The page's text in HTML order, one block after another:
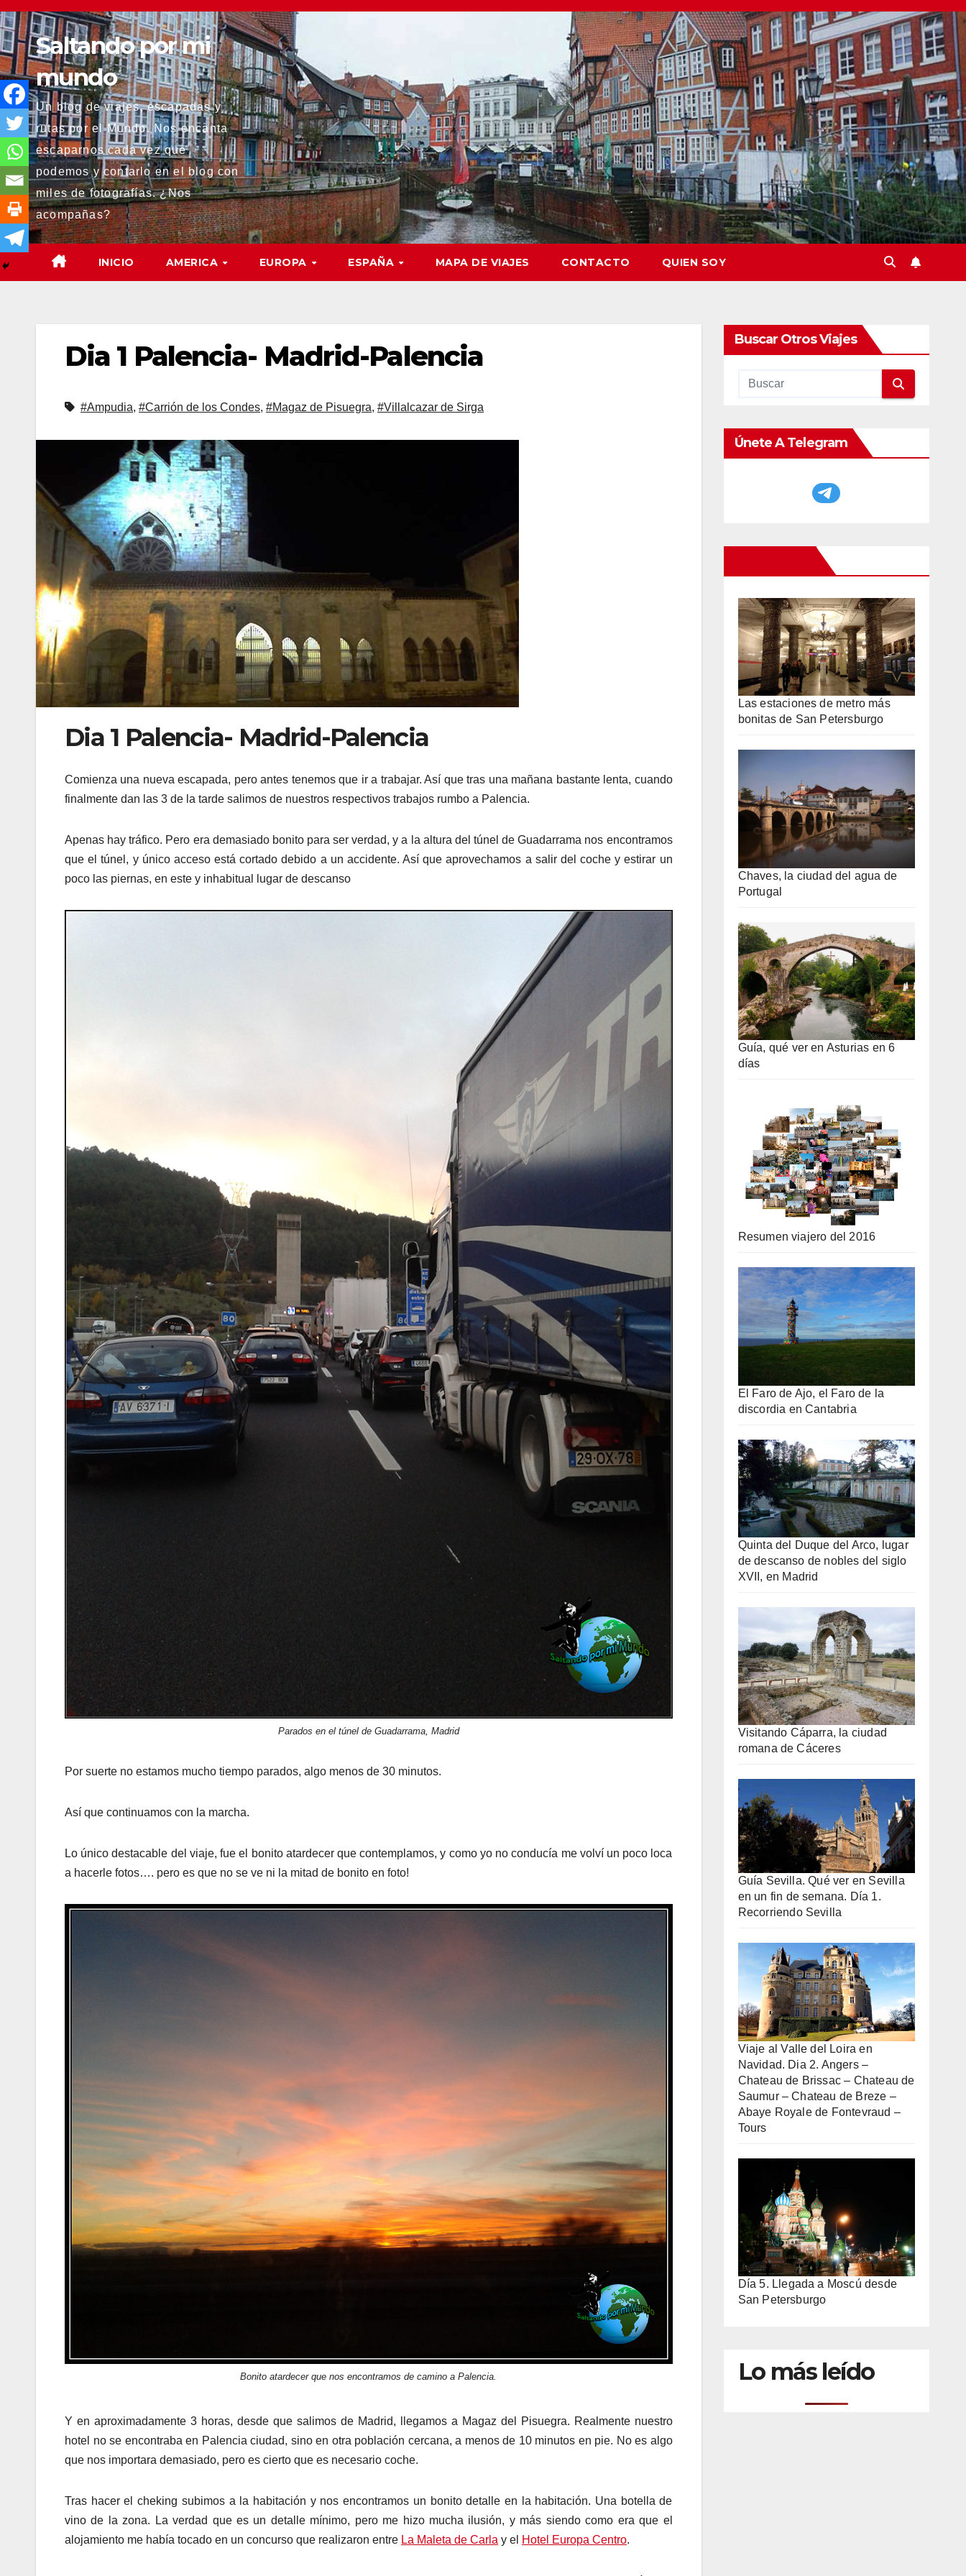
Saltar
al
contenidoSaltando por mi
mundo
Un blog de viajes, escapadas y
rutas por el Mundo. Nos encanta
escaparnos cada vez que
podemos y contarlo en el blog con
miles de fotografías. ¿Nos
acompañas?
INICIO AMERICA EUROPA ESPAÑA MAPA DE VIAJES CONTACTO QUIEN SOY
Dia 1 Palencia- Madrid-Palencia
#Ampudia, #Carrión de los Condes, #Magaz de Pisuegra, #Villalcazar de Sirga
Dia 1 Palencia- Madrid-Palencia
Comienza una nueva escapada, pero antes tenemos que ir a trabajar. Así que tras una mañana bastante lenta, cuando
finalmente dan las 3 de la tarde salimos de nuestros respectivos trabajos rumbo a Palencia.
Apenas hay tráfico. Pero era demasiado bonito para ser verdad, y a la altura del túnel de Guadarrama nos encontramos
que el túnel, y único acceso está cortado debido a un accidente. Así que aprovechamos a salir del coche y estirar un
poco las piernas, en este y inhabitual lugar de descanso
Parados en el túnel de Guadarrama, Madrid
Por suerte no estamos mucho tiempo parados, algo menos de 30 minutos.
Así que continuamos con la marcha.
Lo único destacable del viaje, fue el bonito atardecer que contemplamos, y como yo no conducía me volví un poco loca
a hacerle fotos…. pero es que no se ve ni la mitad de bonito en foto!
Bonito atardecer que nos encontramos de camino a Palencia.
Y en aproximadamente 3 horas, desde que salimos de Madrid, llegamos a Magaz del Pisuegra. Realmente nuestro
hotel no se encontraba en Palencia ciudad, sino en otra población cercana, a menos de 10 minutos en pie. No es algo
que nos importara demasiado, pero es cierto que es necesario coche.
Tras hacer el cheking subimos a la habitación y nos encontramos un bonito detalle en la habitación. Una botella de
vino de la zona. La verdad que es un detalle mínimo, pero me hizo mucha ilusión, y más siendo como era que el
alojamiento me había tocado en un concurso que realizaron entre La Maleta de Carla y el Hotel Europa Centro.
Buscar Otros Viajes
Únete A Telegram
Las estaciones de metro más
bonitas de San Petersburgo
Chaves, la ciudad del agua de
Portugal
Guía, qué ver en Asturias en 6
días
Resumen viajero del 2016
El Faro de Ajo, el Faro de la
discordia en Cantabria
Quinta del Duque del Arco, lugar
de descanso de nobles del siglo
XVII, en Madrid
Visitando Cáparra, la ciudad
romana de Cáceres
Guía Sevilla. Qué ver en Sevilla
en un fin de semana. Día 1.
Recorriendo Sevilla
Viaje al Valle del Loira en
Navidad. Dia 2. Angers –
Chateau de Brissac – Chateau de
Saumur – Chateau de Breze –
Abaye Royale de Fontevraud –
Tours
Día 5. Llegada a Moscú desde
San Petersburgo
Lo más leído